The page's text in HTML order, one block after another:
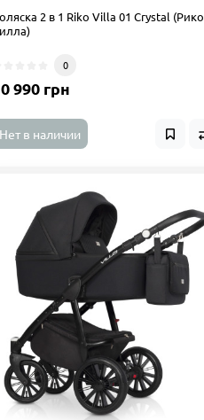
2 в 1 Riko Villa 01 Crystal (Рико
0
990 грн
Нет в наличии